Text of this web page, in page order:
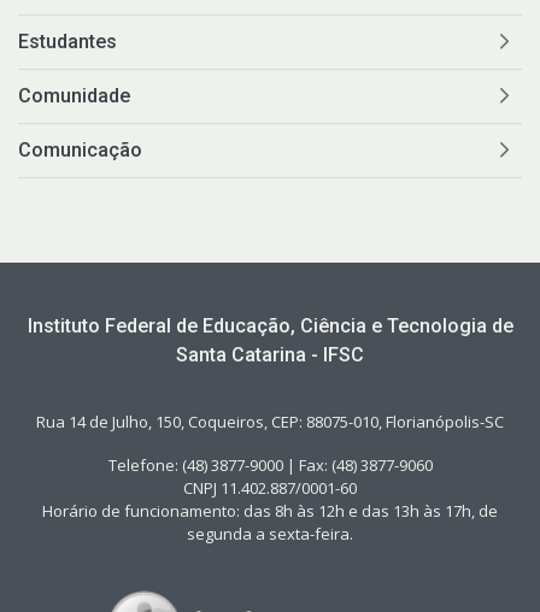
Estudantes
Comunidade
Comunicação
Instituto Federal de Educação, Ciência e Tecnologia de
Santa Catarina - IFSC
Rua 14 de Julho, 150, Coqueiros, CEP: 88075-010, Florianópolis-SC
Telefone: (48) 3877-9000 | Fax: (48) 3877-9060
CNPJ 11.402.887/0001-60
Horário de funcionamento: das 8h às 12h e das 13h às 17h, de
segunda a sexta-feira.